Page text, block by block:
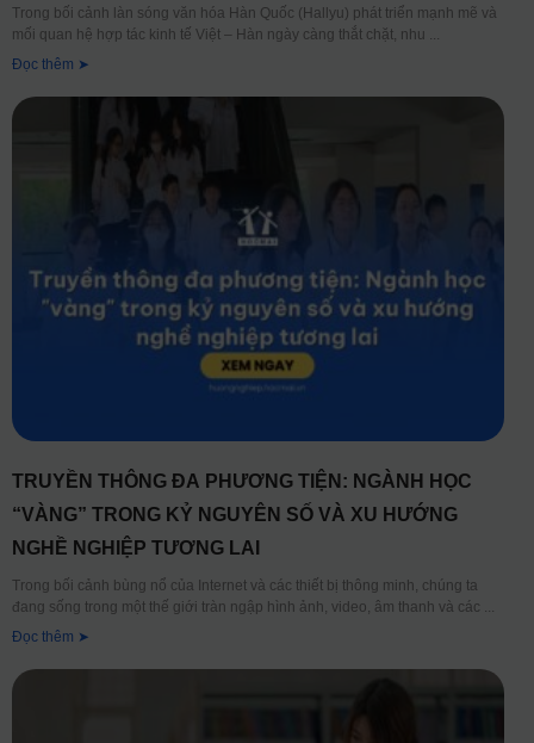
Trong bối cảnh làn sóng văn hóa Hàn Quốc (Hallyu) phát triển mạnh mẽ và
mối quan hệ hợp tác kinh tế Việt – Hàn ngày càng thắt chặt, nhu
Đọc thêm ➤
TRUYỀN THÔNG ĐA PHƯƠNG TIỆN: NGÀNH HỌC
“VÀNG” TRONG KỶ NGUYÊN SỐ VÀ XU HƯỚNG
NGHỀ NGHIỆP TƯƠNG LAI
Trong bối cảnh bùng nổ của Internet và các thiết bị thông minh, chúng ta
đang sống trong một thế giới tràn ngập hình ảnh, video, âm thanh và các
Đọc thêm ➤